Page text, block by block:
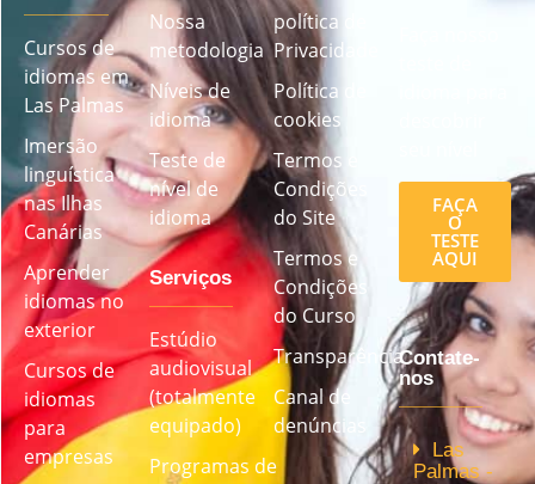
Cursos de
idiomas em
Las Palmas
Imersão
linguística
nas Ilhas
Canárias
Aprender
idiomas no
exterior
Cursos de
idiomas
para
empresas
Nossa
metodologia
Níveis de
idioma
Teste de
nível de
idioma
Serviços
Estúdio
audiovisual
(totalmente
equipado)
Programas de
política de
Privacidade
Política de
cookies
Termos e
Condições
do Site
Termos e
Condições
do Curso
Transparência
Canal de
denúncias
FAÇA
O
TESTE
AQUI
Contate-
nos
Las
Palmas -